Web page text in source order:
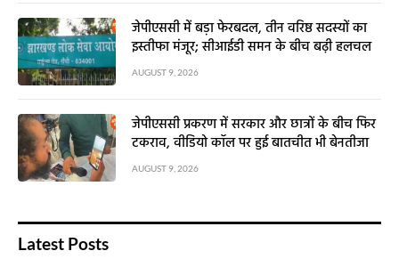
जेपीएससी में बड़ा फेरबदल, तीन वरिष्ठ सदस्यों का
इस्तीफा मंजूर; सीआईडी समन के बीच बढ़ी हलचल
AUGUST 9, 2026
जेपीएससी प्रकरण में सरकार और छात्रों के बीच फिर
टकराव, वीडियो कॉल पर हुई बातचीत भी बेनतीजा
AUGUST 9, 2026
Latest Posts